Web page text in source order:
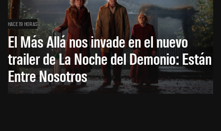
HACE 19 HORAS
El Más Allá nos invade en el nuevo
trailer de La Noche del Demonio: Están
Entre Nosotros